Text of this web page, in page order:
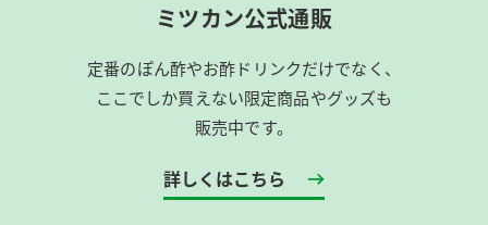
ミツカン公式通販
定番のぽん酢やお酢ドリンクだけでなく、
ここでしか買えない限定商品やグッズも
販売中です。
詳しくはこちら